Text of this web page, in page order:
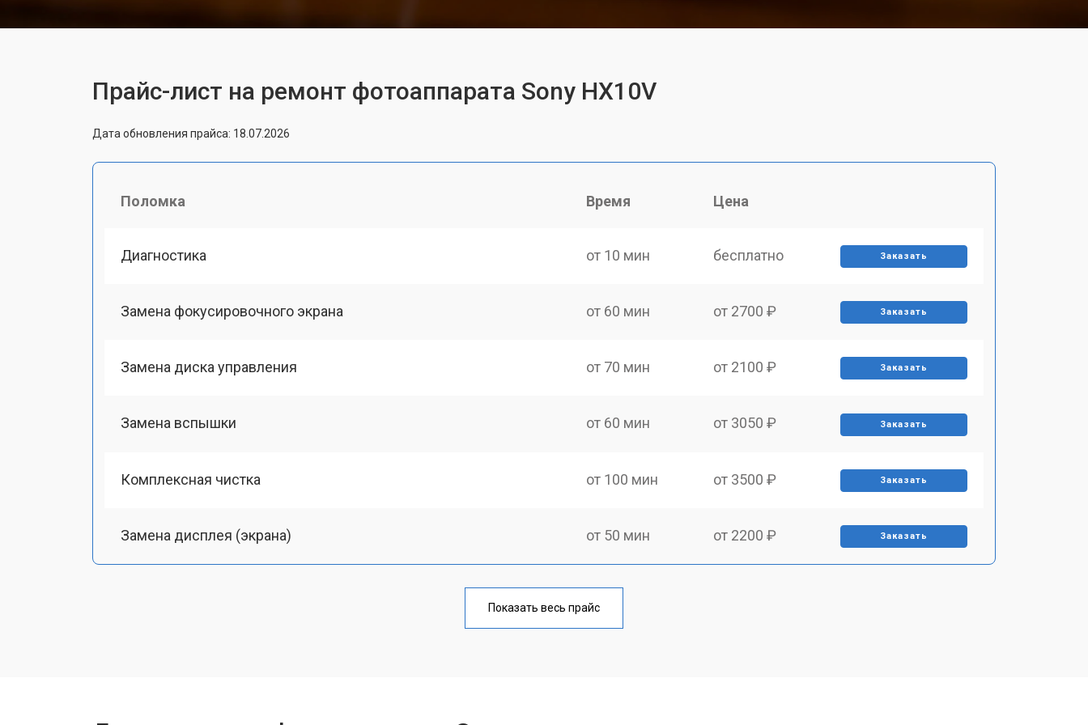
Прайс-лист на ремонт фотоаппарата Sony HX10V
Дата обновления прайса: 18.07.2026
Поломка Время Цена
Диагностика от 10 мин бесплатно Заказать
Замена фокусировочного экрана от 60 мин от 2700 ₽ Заказать
Замена диска управления от 70 мин от 2100 ₽ Заказать
Замена вспышки от 60 мин от 3050 ₽ Заказать
Комплексная чистка от 100 мин от 3500 ₽ Заказать
Замена дисплея (экрана) от 50 мин от 2200 ₽ Заказать
от 80 мин
Показать весь прайс